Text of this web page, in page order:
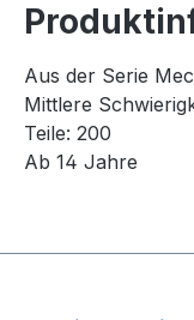
Aus der Serie
Mittlere
Teile: 200
Ab 14 Jahre